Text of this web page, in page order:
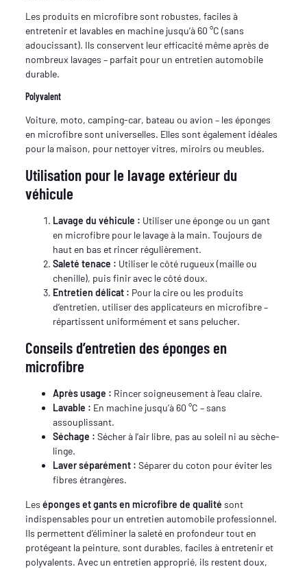
Les produits en microfibre sont robustes, faciles à
entretenir et lavables en machine jusqu’à 60 °C (sans
adoucissant). Ils conservent leur efficacité même après de
nombreux lavages – parfait pour un entretien automobile
durable.
Polyvalent
Voiture, moto, camping-car, bateau ou avion – les éponges
en microfibre sont universelles. Elles sont également idéales
pour la maison, pour nettoyer vitres, miroirs ou meubles.
Utilisation pour le lavage extérieur du
véhicule
Lavage du véhicule : Utiliser une éponge ou un gant
en microfibre pour le lavage à la main. Toujours de
haut en bas et rincer régulièrement.
Saleté tenace : Utiliser le côté rugueux (maille ou
chenille), puis finir avec le côté doux.
Entretien délicat : Pour la cire ou les produits
d’entretien, utiliser des applicateurs en microfibre –
répartissent uniformément et sans pelucher.
Conseils d’entretien des éponges en
microfibre
Après usage : Rincer soigneusement à l’eau claire.
Lavable : En machine jusqu’à 60 °C – sans
assouplissant.
Séchage : Sécher à l’air libre, pas au soleil ni au sèche-
linge.
Laver séparément : Séparer du coton pour éviter les
fibres étrangères.
Leséponges et gants en microfibre de qualité sont
indispensables pour un entretien automobile professionnel.
Ils permettent d’éliminer la saleté en profondeur tout en
protégeant la peinture, sont durables, faciles à entretenir et
polyvalents. Avec un entretien approprié, ils restent doux,